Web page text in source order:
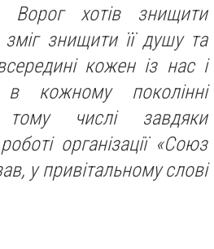
хотів знищити
знищити її душу та
кожен із нас і
в кожному поколінні
тому числі завдяки
організації «Союз
у привітальному слові